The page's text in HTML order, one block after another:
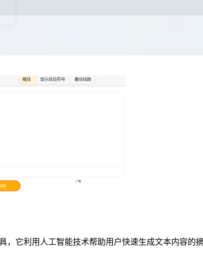
它利用人工智能技术帮助用户快速生成文本内容的